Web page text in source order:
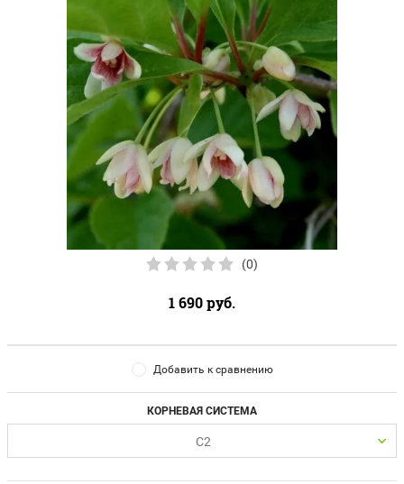
(0)
1 690руб.
Добавить к сравнению
КОРНЕВАЯ СИСТЕМА
С2